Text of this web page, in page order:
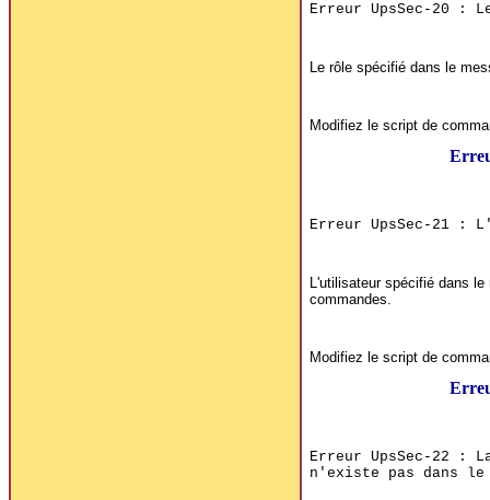
Erreur UpsSec-20 :
Le rôle spécifié dans le
Modifiez le script de
Erreur UpsSec-21
L'utilisateur spécifié dans
commandes.
Modifiez le script de
Erreur UpsSec-22 :
n'existe pas dans le